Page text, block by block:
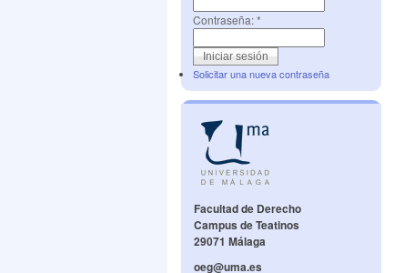
Contraseña:*
Solicitar una nueva contraseña
Facultad de Derecho
Campus de Teatinos
29071 Málaga
oeg@uma.es